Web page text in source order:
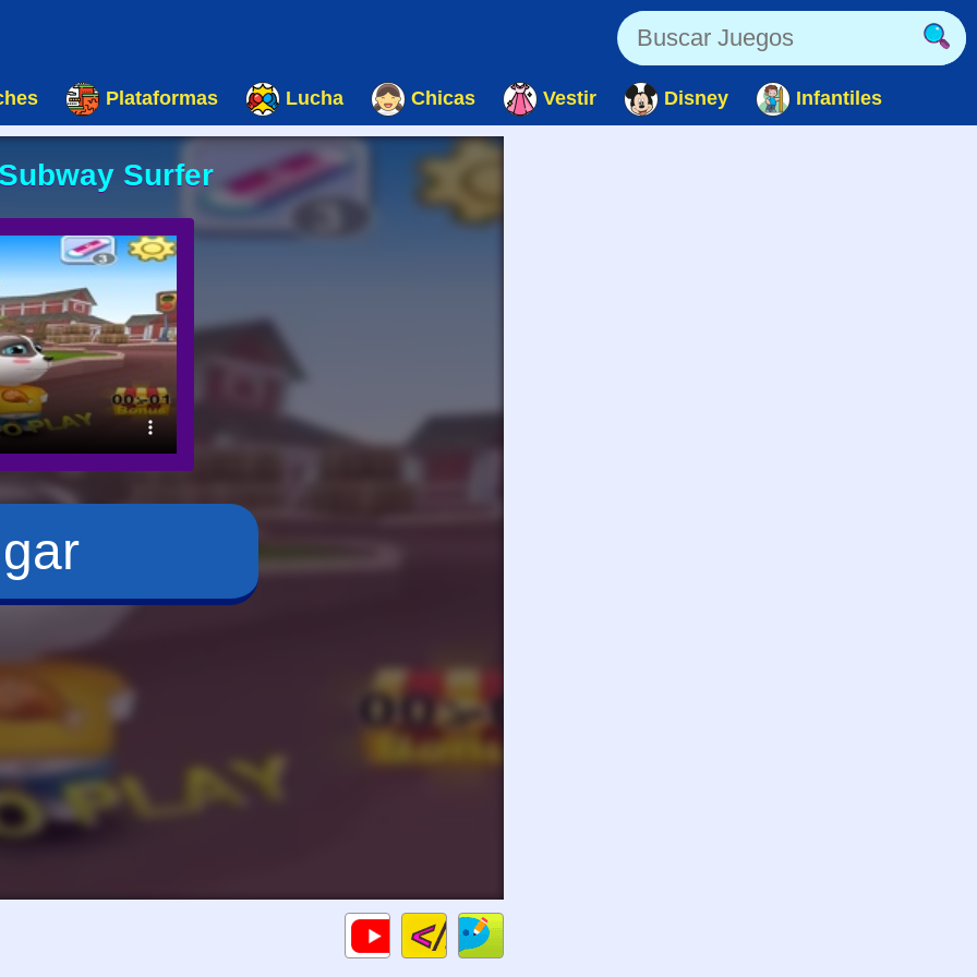
Plataformas Lucha Chicas Vestir Disney Infantiles
Surfer
Code
HTML
Gameplays